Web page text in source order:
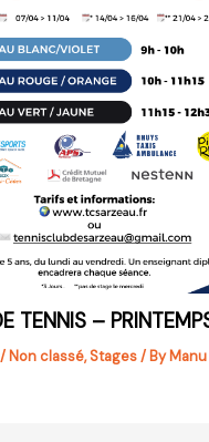
TENNIS –
/ Non classé,Stages/ ByManu